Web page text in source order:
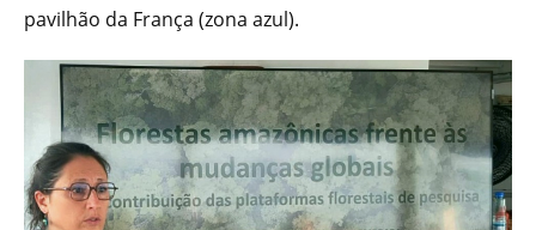
pavilhão da França (zona azul).